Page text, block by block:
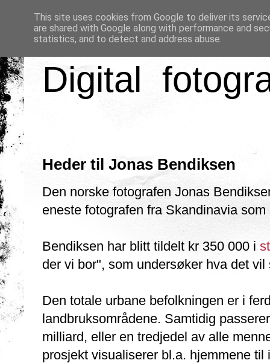
Digital
Heder til Jonas Bendiksen
Den norske fotografen Jonas
eneste fotografen fra Skandinavia
Bendiksen har blitt tildelt kr 350 000 i
der vi bor", som undersøker hva det
Den totale urbane befolkningen er i
landbruksområdene. Samtidig
milliard, eller en tredjedel av alle
prosjekt visualiserer bl.a. hjemmene
This site uses cookies from Google to deliver its
are shared with Google along with performance and
statistics, and to detect and address abuse.